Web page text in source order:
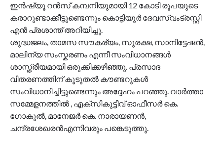
ഇൻഷ്യൂ റൻസ് കമ്പനിയുമായി 12 കോടി രൂപയുടെ
കരാറുണ്ടാക്കീട്ടുണ്ടെന്നും കൊട്ടിയൂർ ദേവസ്വംട്രസ്റ്റി
എൻ പ്രശാന്ത് അറിയിച്ചു.
ശുദ്ധജലം, താമസ സൗകര്യം, സുരക്ഷ, സാനിട്ടേഷൻ,
മാലിന്യ സംസ്കരണം എന്നീ സംവിധാനങ്ങൾ
ശാസ്ത്രീയമായി ഒരുക്കിക്കഴിഞ്ഞു. പ്രസാദ
വിതരണത്തിന് കൂടുതൽ കൗണ്ടറുകൾ
സംവിധാനിച്ചിട്ടുണ്ടെന്നും അദ്ദേഹം പറഞ്ഞു. വാർത്താ
സമ്മേളനത്തിൽ , എക്സികുട്ടീവ് ഓഫീസർ കെ.
ഗോകുൽ, മാനേജർ കെ. നാരായണൻ,
ചന്ദ്രശേഖരൻഎന്നിവരും പങ്കെടുത്തു.